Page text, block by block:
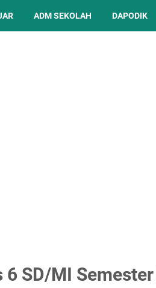
ADM SEKOLAH DAPODIK
6 SD/MI